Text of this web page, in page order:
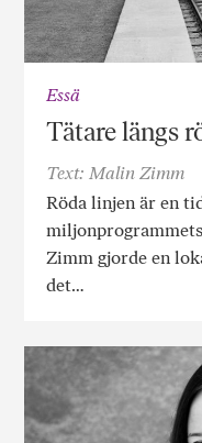
Essä
Tätare längs
Text: Malin Zimm
Röda linjen är en
Zimm gjorde en
det…